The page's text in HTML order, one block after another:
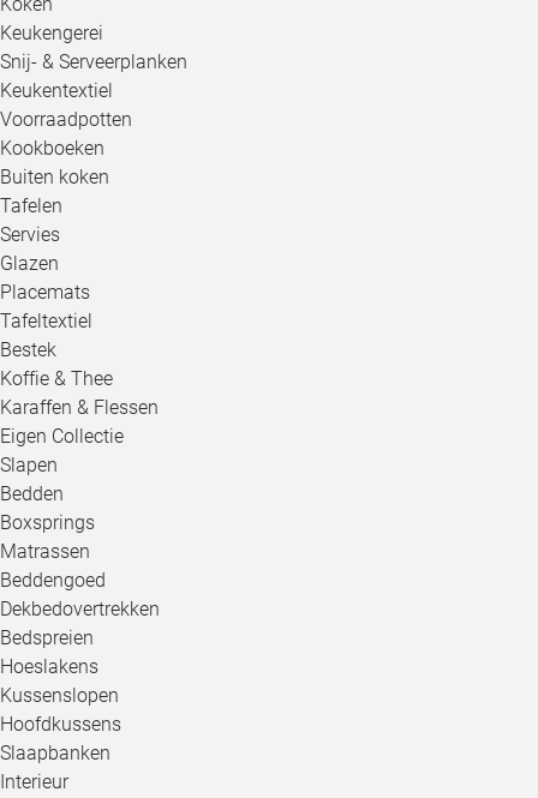
Keukengerei
Snij- & Serveerplanken
Keukentextiel
Voorraadpotten
Kookboeken
Buiten koken
Tafelen
Servies
Glazen
Placemats
Tafeltextiel
Bestek
Koffie & Thee
Karaffen & Flessen
Eigen Collectie
Slapen
Bedden
Boxsprings
Matrassen
Beddengoed
Dekbedovertrekken
Bedspreien
Hoeslakens
Kussenslopen
Hoofdkussens
Slaapbanken
Interieur